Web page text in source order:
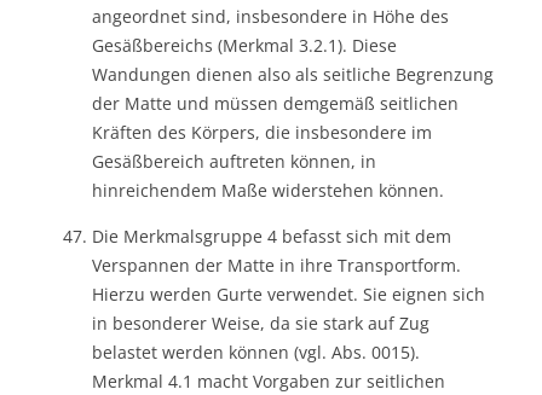
angeordnet sind, insbesondere in Höhe des
Gesäßbereichs (Merkmal 3.2.1). Diese
Wandungen dienen also als seitliche Begrenzung
der Matte und müssen demgemäß seitlichen
Kräften des Körpers, die insbesondere im
Gesäßbereich auftreten können, in
hinreichendem Maße widerstehen können.
Die Merkmalsgruppe 4 befasst sich mit dem
Verspannen der Matte in ihre Transportform.
Hierzu werden Gurte verwendet. Sie eignen sich
in besonderer Weise, da sie stark auf Zug
belastet werden können (vgl. Abs. 0015).
Merkmal 4.1 macht Vorgaben zur seitlichen